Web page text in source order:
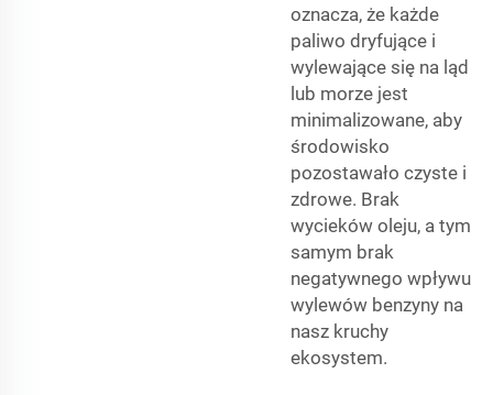
oznacza, że każde
paliwo dryfujące i
wylewające się na ląd
lub morze jest
minimalizowane, aby
środowisko
pozostawało czyste i
zdrowe. Brak
wycieków oleju, a tym
samym brak
negatywnego wpływu
wylewów benzyny na
nasz kruchy
ekosystem.